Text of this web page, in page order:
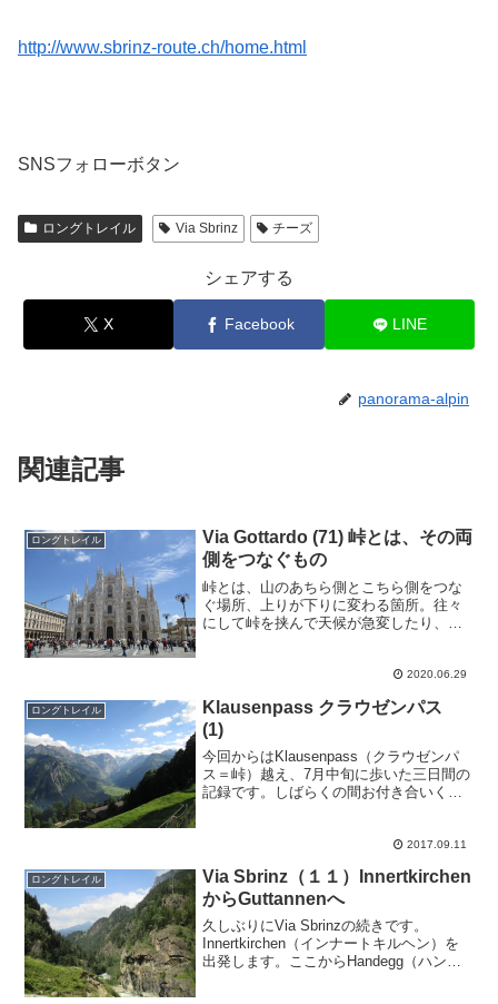
http://www.sbrinz-route.ch/home.html
SNSフォローボタン
ロングトレイル Via Sbrinz チーズ
シェアする
X Facebook LINE
panorama-alpin
関連記事
ロングトレイル
Via Gottardo (71) 峠とは、その両
側をつなぐもの
峠とは、山のあちら側とこちら側をつな
ぐ場所、上りが下りに変わる箇所。往々
にして峠を挟んで天候が急変したり、州
れなりに離れたところにあり、峠は丸ご
2020.06.29
ロングトレイル
Klausenpass クラウゼンパス
(1)
今回からはKlausenpass（クラウゼンパ
ス＝峠）越え、7月中旬に歩いた三日間の
記録です。しばらくの間お付き合いくだ
めます。チューリッヒから湖沿いを南東
2017.09.11
ロングトレイル
Via Sbrinz（１１）Innertkirchen
からGuttannenへ
久しぶりにVia Sbrinzの続きです。
Innertkirchen（インナートキルヘン）を
出発します。ここからHandegg（ハンデ